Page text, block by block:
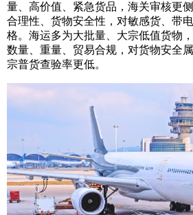
量、高价值、紧急货品，海关审核更
合理性、货物安全性，对敏感货、带
格。海运多为大批量、大宗低值货物
数量、重量、贸易合规，对货物安全
宗普货查验率更低。